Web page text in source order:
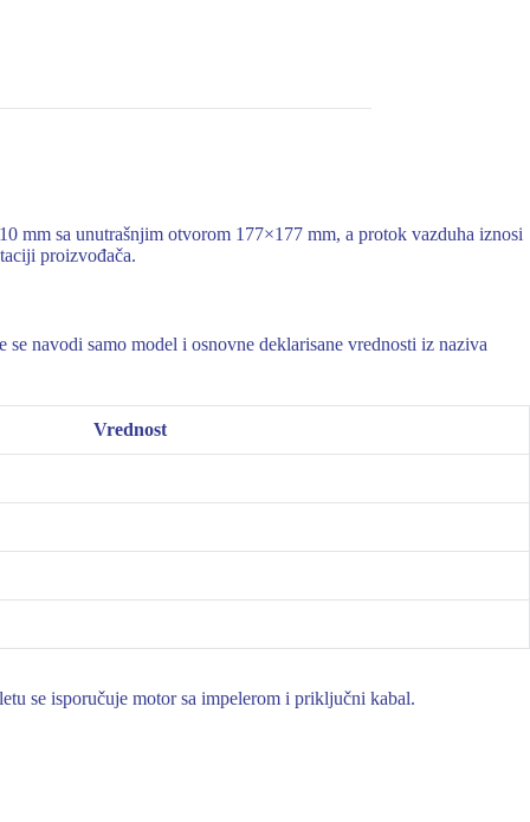
mm sa unutrašnjim otvorom 177×177 mm, a protok vazduha iznosi
proizvođača.
navodi samo model i osnovne deklarisane vrednosti iz naziva
Vrednost
se isporučuje motor sa impelerom i priključni kabal.